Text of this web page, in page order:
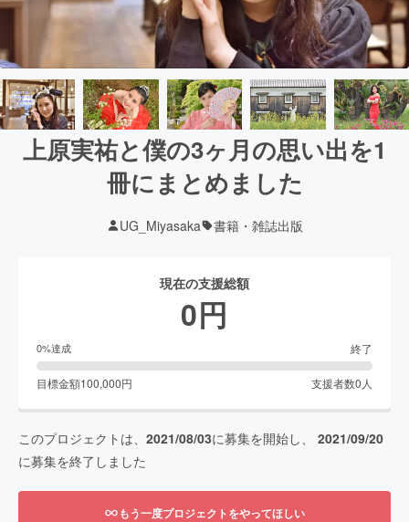
上原実祐と僕の3ヶ月の思い出を1
冊にまとめました
UG_Miyasaka 書籍・雑誌出版
現在の支援総額
0円
0%達成 終了
目標金額100,000円 支援者数0 人
このプロジェクトは、 2021/08/03に募集を開始し、 2021/09/20
に募集を終了しました
もう一度プロジェクトをやってほしい